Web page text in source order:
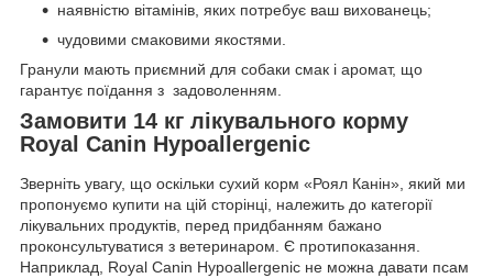
наявністю вітамінів, яких потребує ваш вихованець;
чудовими смаковими якостями.
Гранули мають приємний для собаки смак і аромат, що
гарантує поїдання з задоволенням.
Замовити 14 кг лікувального корму
Royal Canin Hypoallergenic
Зверніть увагу, що оскільки сухий корм «Роял Канін», який ми
пропонуємо купити на цій сторінці, належить до категорії
лікувальних продуктів, перед придбанням бажано
проконсультуватися з ветеринаром. Є протипоказання.
Наприклад, Royal Canin Hypoallergenic не можна давати псам